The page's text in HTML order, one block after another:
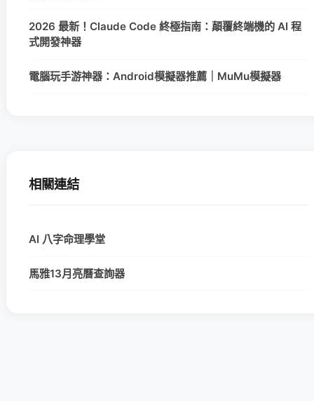
2026 最新！Claude Code 終極指南：顛覆終端機的 AI 程
式開發神器
電腦玩手游神器：Android模擬器推薦｜MuMu模擬器
相關連結
AI 八字命理學堂
馬雅13月亮曆查詢器